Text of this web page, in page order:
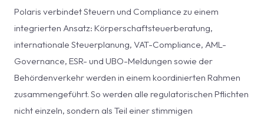
Polaris verbindet Steuern und Compliance zu einem
integrierten Ansatz: Körperschaftsteuerberatung,
internationale Steuerplanung, VAT-Compliance, AML-
Governance, ESR- und UBO-Meldungen sowie der
Behördenverkehr werden in einem koordinierten Rahmen
zusammengeführt. So werden alle regulatorischen Pflichten
nicht einzeln, sondern als Teil einer stimmigen